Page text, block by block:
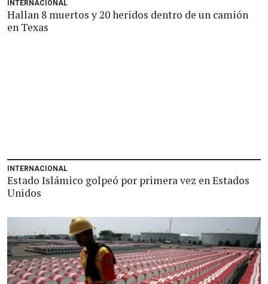
INTERNACIONAL
Hallan 8 muertos y 20 heridos dentro de un camión
en Texas
INTERNACIONAL
Estado Islámico golpeó por primera vez en Estados
Unidos